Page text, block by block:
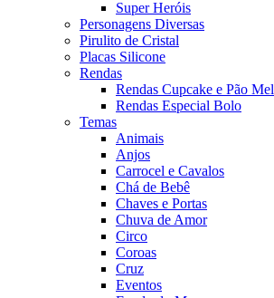
Super Heróis
Personagens Diversas
Pirulito de Cristal
Placas Silicone
Rendas
Rendas Cupcake e Pão Mel
Rendas Especial Bolo
Temas
Animais
Anjos
Carrocel e Cavalos
Chá de Bebê
Chaves e Portas
Chuva de Amor
Circo
Coroas
Cruz
Eventos